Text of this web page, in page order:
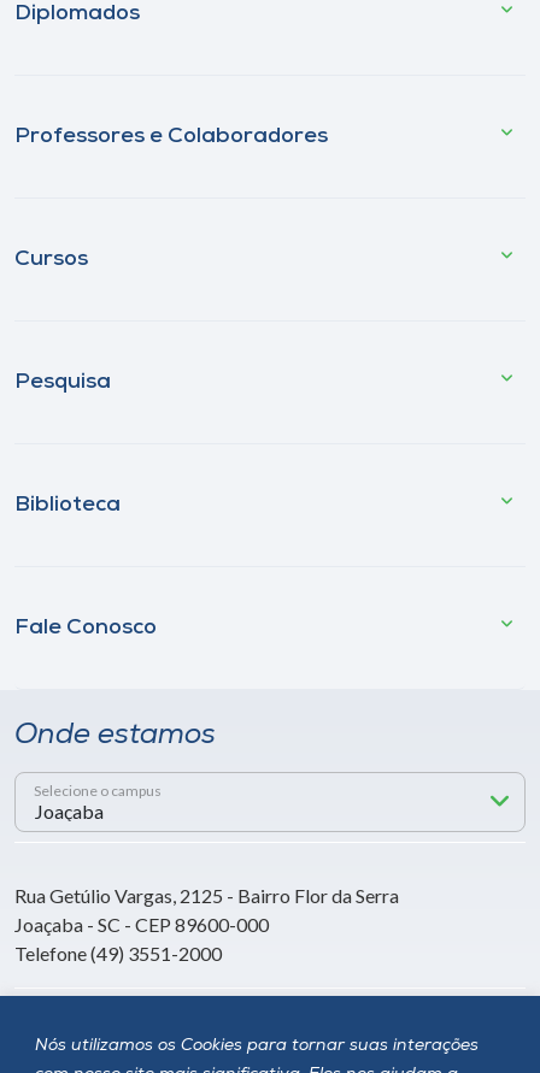
Nós utilizamos os Cookies para tornar suas interações
Diplomados
Professores e Colaboradores
Cursos
Pesquisa
Biblioteca
Fale Conosco
Onde estamos
Selecione o campus
Rua Getúlio Vargas, 2125 - Bairro Flor da Serra
Joaçaba - SC - CEP 89600-000
Telefone (49) 3551-2000
Siga a Unoesc